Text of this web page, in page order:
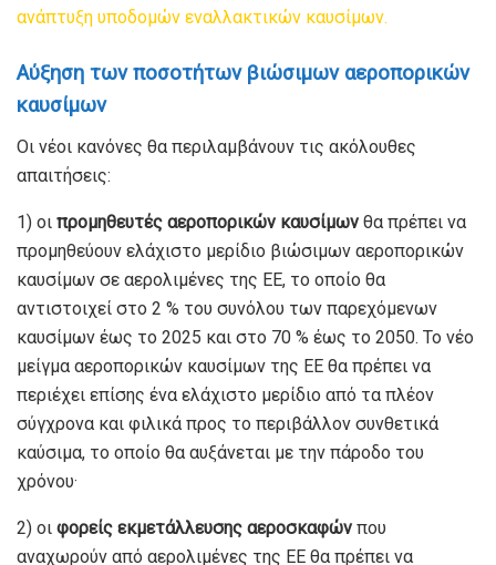
ανάπτυξη υποδομών εναλλακτικών καυσίμων.
Αύξηση των ποσοτήτων βιώσιμων αεροπορικών
καυσίμων
Οι νέοι κανόνες θα περιλαμβάνουν τις ακόλουθες
απαιτήσεις:
1) οι προμηθευτές αεροπορικών καυσίμων θα πρέπει να
προμηθεύουν ελάχιστο μερίδιο βιώσιμων αεροπορικών
καυσίμων σε αερολιμένες της ΕΕ, το οποίο θα
αντιστοιχεί στο 2 % του συνόλου των παρεχόμενων
καυσίμων έως το 2025 και στο 70 % έως το 2050. Το νέο
μείγμα αεροπορικών καυσίμων της ΕΕ θα πρέπει να
περιέχει επίσης ένα ελάχιστο μερίδιο από τα πλέον
σύγχρονα και φιλικά προς το περιβάλλον συνθετικά
καύσιμα, το οποίο θα αυξάνεται με την πάροδο του
χρόνου·
2) οι φορείς εκμετάλλευσης αεροσκαφών που
αναχωρούν από αερολιμένες της ΕΕ θα πρέπει να